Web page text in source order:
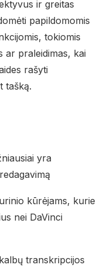
ir greitas
papildomomis
tokiomis
ar praleidimas, kai
rašyti
tašką.
yra
kūrėjams, kurie
nei DaVinci
transkripcijos